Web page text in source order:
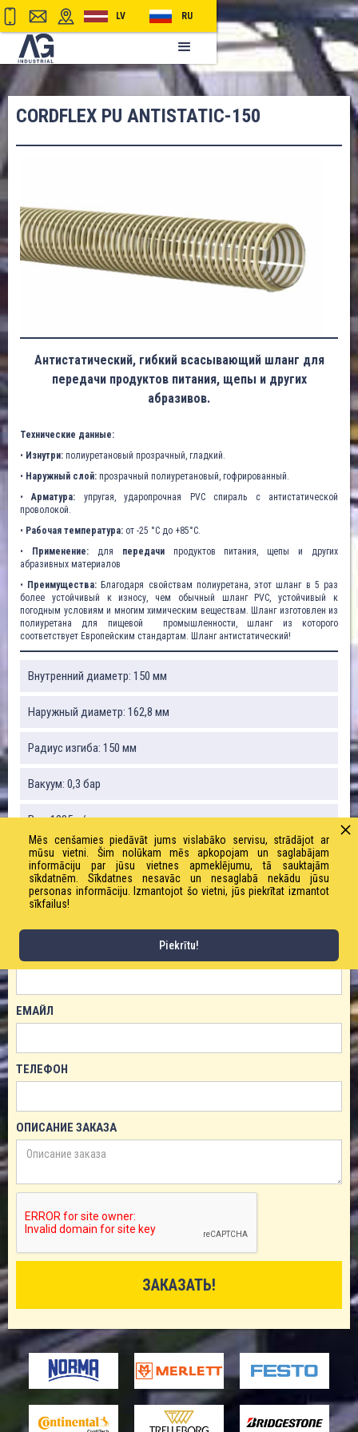
LV RU
CORDFLEX PU ANTISTATIC-150
Антистатический, гибкий всасывающий шланг для
передачи продуктов питания, щепы и других
абразивов.
Технические данные:
• Изнутри: полиуретановый прозрачный, гладкий.
• Наружный слой: прозрачный полиуретановый, гофрированный.
•Арматура: упругая, ударопрочная PVC спираль с антистатической
проволокой.
• Рабочая температура: от -25 °C до +85°C.
•
Применение:для передачипродуктов питания, щепы и других
абразивных материалов
• Преимущества: Благодаря свойствам полиуретана, этот шланг в 5 раз
более устойчивый к износу, чем обычный шланг PVC, устойчивый к
погодным условиям и многим химическим веществам. Шланг изготовлен из
полиуретана для пищевой промышленности, шланг из которого
соответствует Европейским стандартам. Шланг антистатический!
Внутренний диаметр: 150 мм
Наружный диаметр: 162,8 мм
Радиус изгиба: 150 мм
Вакуум: 0,3 бар
Вес: 1385 г / м
Рабочее давление: 0,7 бар
ЕМАЙЛ
ТЕЛЕФОН
ОПИСАНИЕ ЗАКАЗА
Mēs cenšamies piedāvāt jums vislabāko servisu, strādājot ar
mūsu vietni. Šim nolūkam mēs apkopojam un saglabājam
informāciju par jūsu vietnes apmeklējumu, tā sauktajām
sīkdatnēm. Sīkdatnes nesavāc un nesaglabā nekādu jūsu
personas informāciju. Izmantojot šo vietni, jūs piekrītat izmantot
sīkfailus!
Piekrītu!